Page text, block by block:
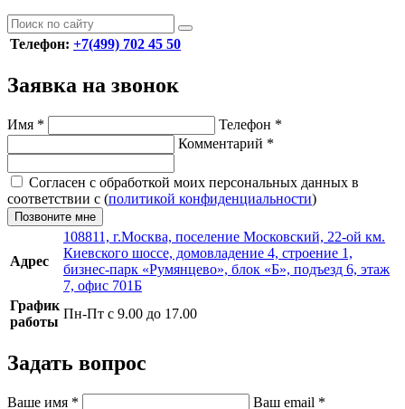
Телефон: +7(499) 702 45 50
Заявка на звонок
Имя * Телефон *
Комментарий *
Согласен с обработкой моих персональных данных в
соответствии с (политикой конфиденциальности)
Позвоните мне
Адрес
108811, г.Москва, поселение Московский, 22-ой км.
Киевского шоссе, домовладение 4, строение 1,
бизнес-парк «Румянцево», блок «Б», подъезд 6, этаж
7, офис 701Б
График
работы
Пн-Пт с 9.00 до 17.00
Задать вопрос
Ваше имя * Ваш email *